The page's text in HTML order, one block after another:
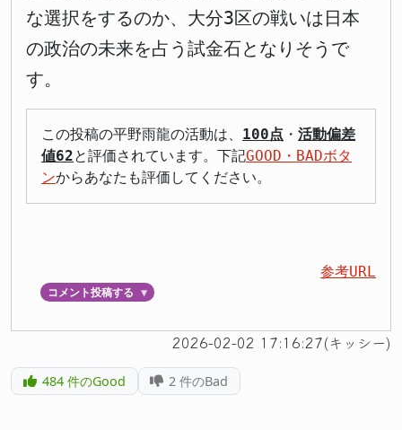
な選択をするのか、大分3区の戦いは日本
の政治の未来を占う試金石となりそうで
す。
この投稿の平野雨龍の活動は、 100点 ・ 活動偏差
値62と評価されています。下記GOOD・BADボタ
ンからあなたも評価してください。
参考URL
コメント投稿する ▼
2026-02-02 17:16:27(キッシー)
484件のGood 2 件のBad